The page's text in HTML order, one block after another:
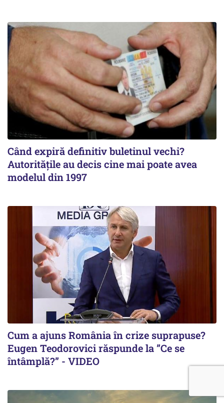
Când expiră definitiv buletinul vechi?
Autoritățile au decis cine mai poate avea
modelul din 1997
Cum a ajuns România în crize suprapuse?
Eugen Teodorovici răspunde la ”Ce se
întâmplă?” - VIDEO